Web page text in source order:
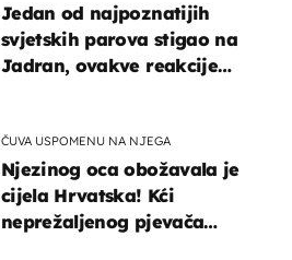
Jedan od najpoznatijih
svjetskih parova stigao na
Jadran, ovakve reakcije
ČUVA USPOMENU NA NJEGA
Njezinog oca obožavala je
cijela Hrvatska! Kći
neprežaljenog pjevača